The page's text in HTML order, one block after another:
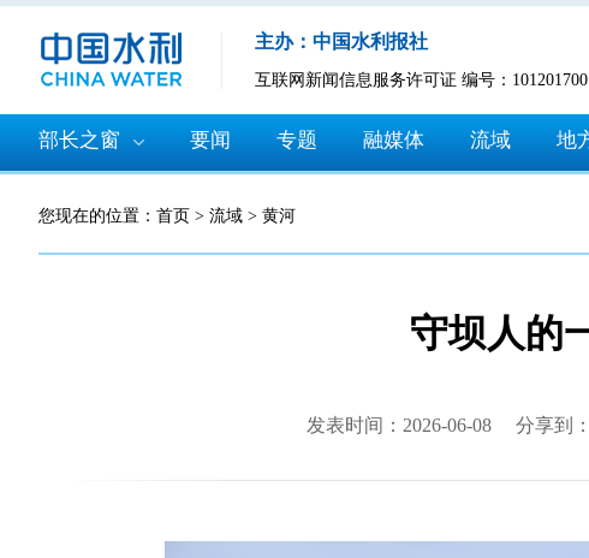
主办：中国水利报社
互联网新闻信息服务许可证 编号：
部长之窗 要闻 专题 融媒体 流域 地
您现在的位置： 首页 > 流域 > 黄河
守坝人的
发表时间：2026-06-08 分享到：